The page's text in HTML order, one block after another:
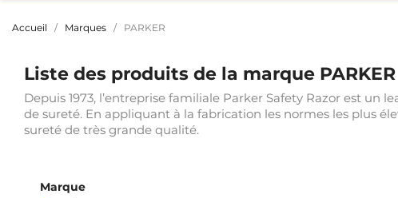
Accueil Marques PARKER
Liste des produits de la marque PARKER
Depuis 1973, l’entreprise familiale Parker Safety Razor est
de sureté. En appliquant à la fabrication les normes les plus
sureté de très grande qualité.
Marque